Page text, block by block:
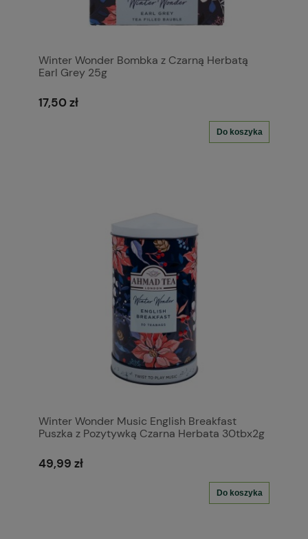
Winter Wonder Bombka z Czarną Herbatą
Earl Grey 25g
17,50 zł
Do koszyka
Winter Wonder Music English Breakfast
Puszka z Pozytywką Czarna Herbata 30tbx2g
49,99 zł
Do koszyka